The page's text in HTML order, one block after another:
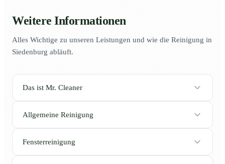
Weitere Informationen
Alles Wichtige zu unseren Leistungen und wie die Reinigung in
Siedenburg abläuft.
Das ist Mr. Cleaner
Allgemeine Reinigung
Fensterreinigung